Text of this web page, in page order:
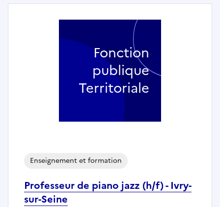
Professeur de piano jazz (h/f) - Ivry-
sur-Seine
Enseignement et formation
Fonction
publique
Territoriale